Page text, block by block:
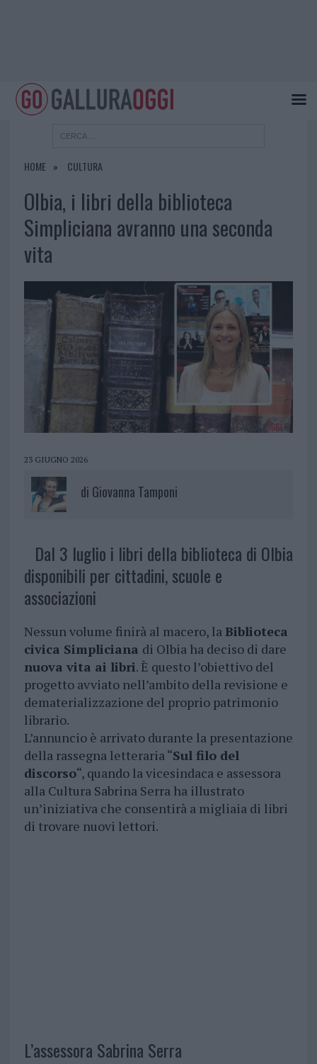
HOME CULTURA
Olbia, i libri della biblioteca
Simpliciana avranno una seconda
vita
23 GIUGNO 2026
di Giovanna Tamponi
Dal 3 luglio i libri della biblioteca di Olbia
disponibili per cittadini, scuole e
associazioni
Nessun volume finirà al macero, laBiblioteca
civica Simpliciana di Olbia ha deciso di dare
nuova vita ai libri. È questo l’obiettivo del
progetto avviato nell’ambito della revisione e
dematerializzazione del proprio patrimonio
librario.
L’annuncio è arrivato durante la presentazione
della rassegna letteraria “Sul filo del
discorso“, quando la vicesindaca e assessora
alla Cultura Sabrina Serra ha illustrato
un’iniziativa che consentirà a migliaia di libri
di trovare nuovi lettori.
L’assessora Sabrina Serra